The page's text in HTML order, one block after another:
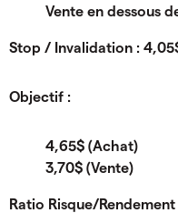
Vente en dessous
Stop / Invalidation :
Objectif :
4,65$ (Achat)
3,70$ (Vente)
Ratio Risque/Rendement